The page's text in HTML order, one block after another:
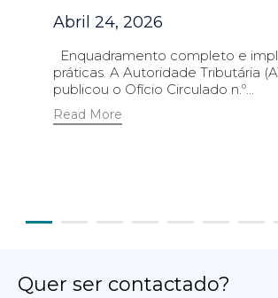
Abril 24, 2026
Enquadramento completo e
práticas. A Autoridade Tributária
publicou o Ofício Circulado n.º...
Read More
Quer ser contactado?